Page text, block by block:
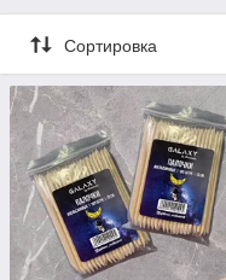
Сортировка